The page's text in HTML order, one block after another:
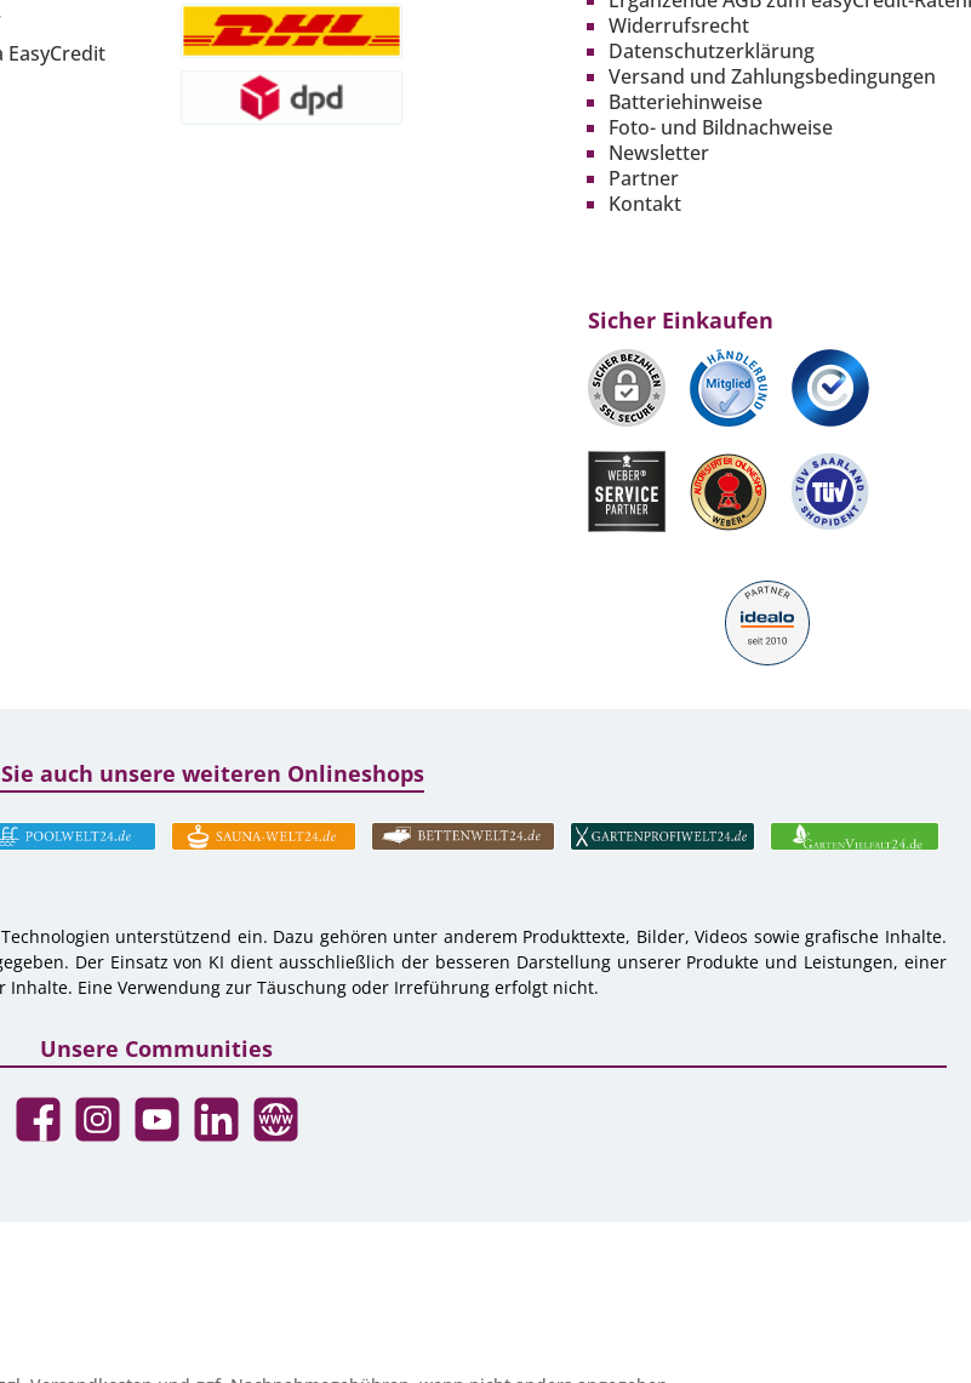
Widerrufsrecht
Datenschutzerklärung
Versand und Zahlungsbedingungen
Batteriehinweise
Foto- und Bildnachweise
Newsletter
Partner
Kontakt
Sicher Einkaufen
auch unsere weiteren Onlineshops
unterstützend ein. Dazu gehören unter anderem Produkttexte, Bilder, Videos sowie grafische Inhalte.
Der Einsatz von KI dient ausschließlich der besseren Darstellung unserer Produkte und Leistungen, einer
Eine Verwendung zur Täuschung oder Irreführung erfolgt nicht.
Unsere Communities
FacebookInstagramYouTubeLinkedInWebsite